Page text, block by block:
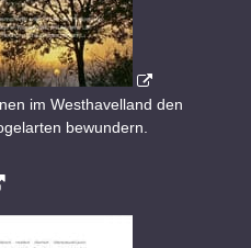
im Westhavelland den
bewundern.